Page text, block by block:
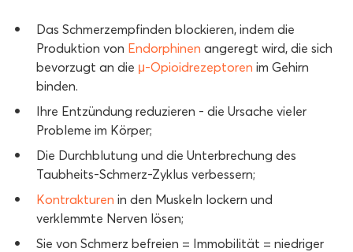
Das Schmerzempfinden blockieren, indem die
Produktion von Endorphinen angeregt wird, die sich
bevorzugt an die μ-Opioidrezeptoren im Gehirn
binden.
Ihre Entzündung reduzieren - die Ursache vieler
Probleme im Körper;
Die Durchblutung und die Unterbrechung des
Taubheits-Schmerz-Zyklus verbessern;
Kontrakturen in den Muskeln lockern und
verklemmte Nerven lösen;
Sie von Schmerz befreien = Immobilität = niedriger